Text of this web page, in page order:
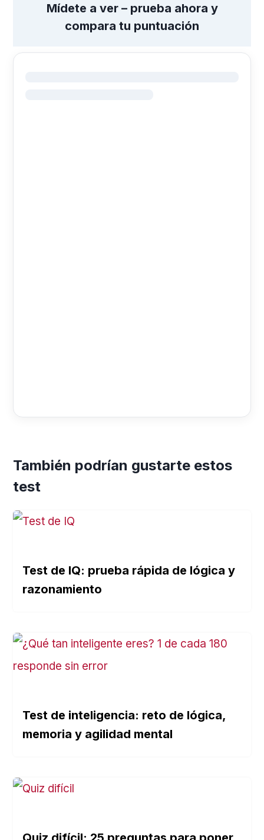
Mídete a ver – prueba ahora y
compara tu puntuación
También podrían gustarte estos
test
Test de IQ: prueba rápida de lógica y
razonamiento
Test de inteligencia: reto de lógica,
memoria y agilidad mental